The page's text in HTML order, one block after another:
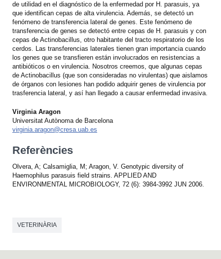
de utilidad en el diagnóstico de la enfermedad por H. parasuis, ya
que identifican cepas de alta virulencia. Además, se detectó un
fenómeno de transferencia lateral de genes. Este fenómeno de
transferencia de genes se detectó entre cepas de H. parasuis y con
cepas de Actinobacillus, otro habitante del tracto respiratorio de los
cerdos. Las transferencias laterales tienen gran importancia cuando
los genes que se transfieren están involucrados en resistencias a
antibióticos o en virulencia. Nosotros creemos, que algunas cepas
de Actinobacillus (que son consideradas no virulentas) que aislamos
de órganos con lesiones han podido adquirir genes de virulencia por
trasferencia lateral, y así han llegado a causar enfermedad invasiva.
Virginia Aragon
Universitat Autònoma de Barcelona
virginia.aragon@cresa.uab.es
Referències
Olvera, A; Calsamiglia, M; Aragon, V. Genotypic diversity of
Haemophilus parasuis field strains. APPLIED AND
ENVIRONMENTAL MICROBIOLOGY, 72 (6): 3984-3992 JUN 2006.
VETERINÀRIA